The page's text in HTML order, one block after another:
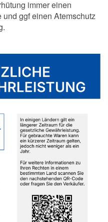
immer einen
ggf einen Atemschutz